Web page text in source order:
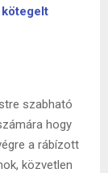
szabható
hogy
a rábízott
közvetlen